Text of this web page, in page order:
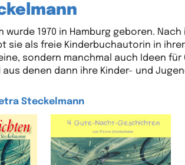
wurde 1970 in Hamburg geboren.
sie als freie Kinderbuchautorin in
sondern manchmal auch Ideen
aus denen dann ihre Kinder- und
Steckelmann